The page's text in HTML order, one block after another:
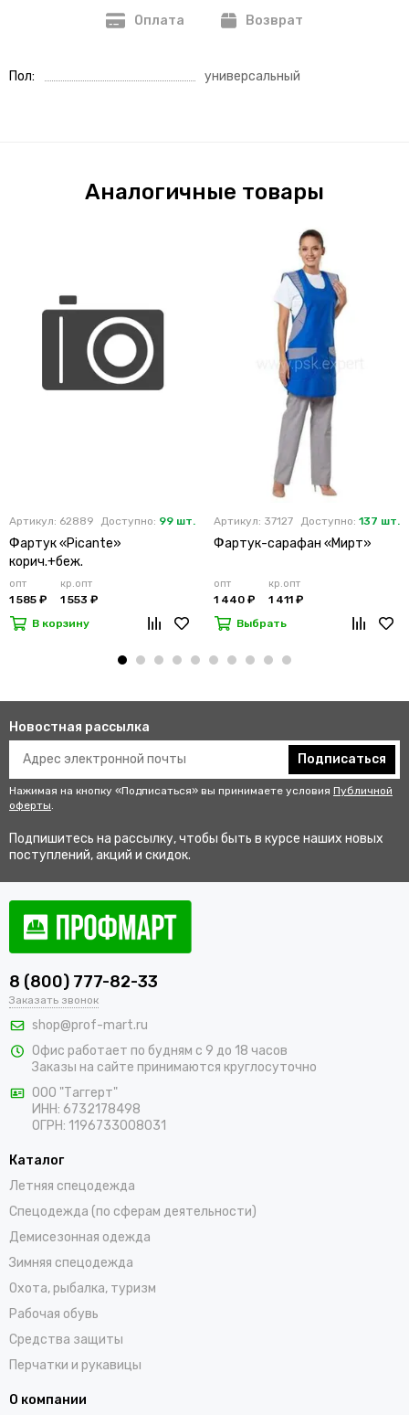
Оплата Возврат
Пол универсальный
Аналогичные товары
Артикул: 62889 Доступно: 99 шт.
Фартук «Picante»
корич.+беж.
опт
1 585 ₽
кр.опт
1 553 ₽
В корзину
Артикул: 37127 Доступно: 137 шт.
Фартук-сарафан «Мирт»
опт
1 440 ₽
кр.опт
1 411 ₽
Выбрать
Новостная рассылка
Подписаться
Нажимая на кнопку «Подписаться» вы принимаете условия Публичной
оферты.
Подпишитесь на рассылку, чтобы быть в курсе наших новых
поступлений, акций и скидок.
8 (800) 777-82-33
Заказать звонок
shop@prof-mart.ru
Офис работает по будням с 9 до 18 часов
Заказы на сайте принимаются круглосуточно
ООО "Таггерт"
ИНН: 6732178498
ОГРН: 1196733008031
Каталог
Летняя спецодежда
Спецодежда (по сферам деятельности)
Демисезонная одежда
Зимняя спецодежда
Охота, рыбалка, туризм
Рабочая обувь
Средства защиты
Перчатки и рукавицы
О компании